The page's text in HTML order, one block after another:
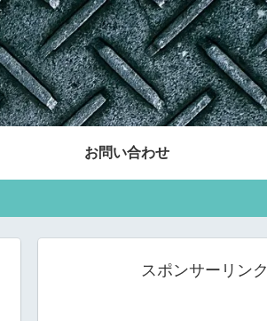
お問い合わせ
スポンサーリンク